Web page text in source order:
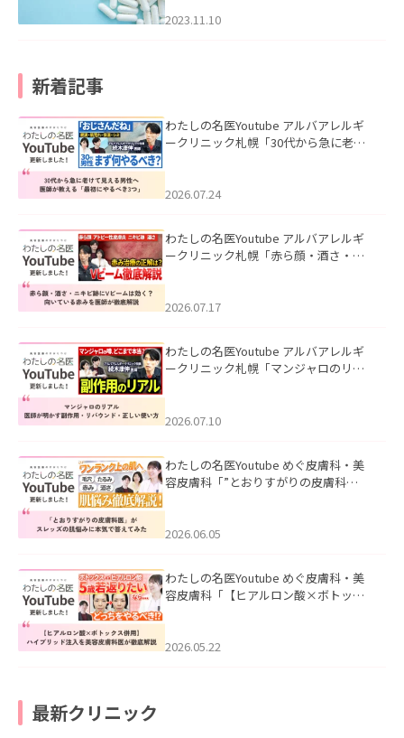
2023.11.10
新着記事
わたしの名医Youtube アルバアレルギ
ークリニック札幌「30代から急に老け
た。
2026.07.24
わたしの名医Youtube アルバアレルギ
ークリニック札幌「赤ら顔・酒さ・ニ
した。
2026.07.17
わたしの名医Youtube アルバアレルギ
ークリニック札幌「マンジャロのリア
た。
2026.07.10
わたしの名医Youtube めぐ皮膚科・美
容皮膚科「”とおりすがりの皮膚科
2026.06.05
わたしの名医Youtube めぐ皮膚科・美
容皮膚科「【ヒアルロン酸×ボトック
た。
2026.05.22
最新クリニック